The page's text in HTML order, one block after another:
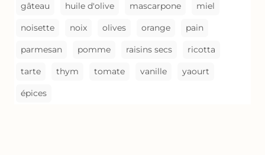
gâteau huile d'olive mascarpone miel
noisette noix olives orange pain
parmesan pomme raisins secs ricotta
tarte thym tomate vanille yaourt
épices